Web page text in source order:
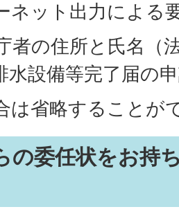
ネット出力による
住所と氏名（法
水設備等完了届の
することがで
の委任状をお持